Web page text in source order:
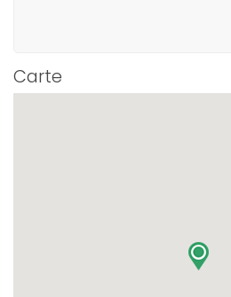
Carte